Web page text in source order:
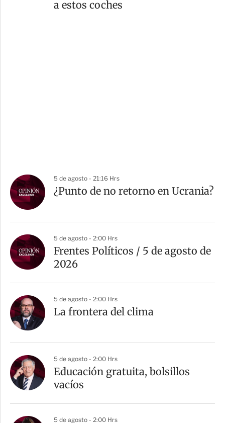
a estos coches
5 de agosto - 21:16 Hrs
¿Punto de no retorno en Ucrania?
5 de agosto - 2:00 Hrs
Frentes Políticos / 5 de agosto de
2026
5 de agosto - 2:00 Hrs
La frontera del clima
5 de agosto - 2:00 Hrs
Educación gratuita, bolsillos
vacíos
5 de agosto - 2:00 Hrs